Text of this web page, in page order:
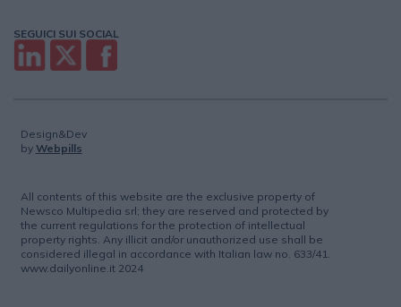
SEGUICI SUI SOCIAL
Design&Dev
by Webpills
All contents of this website are the exclusive property of
Newsco Multipedia srl; they are reserved and protected by
the current regulations for the protection of intellectual
property rights. Any illicit and/or unauthorized use shall be
considered illegal in accordance with Italian law no. 633/41.
www.dailyonline.it 2024